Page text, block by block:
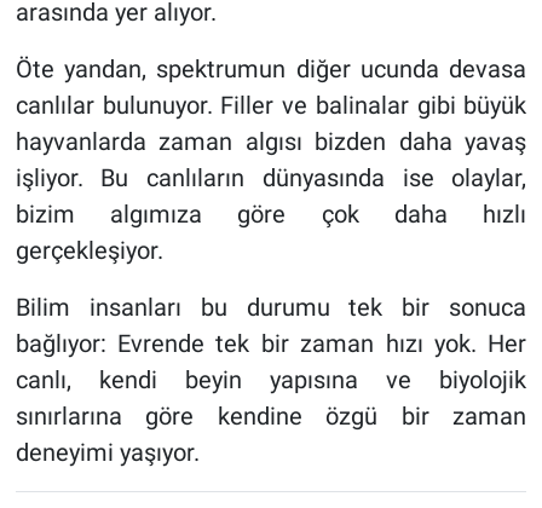
arasında yer alıyor.
Öte yandan, spektrumun diğer ucunda devasa
canlılar bulunuyor. Filler ve balinalar gibi büyük
hayvanlarda zaman algısı bizden daha yavaş
işliyor. Bu canlıların dünyasında ise olaylar,
bizim algımıza göre çok daha hızlı
gerçekleşiyor.
Bilim insanları bu durumu tek bir sonuca
bağlıyor: Evrende tek bir zaman hızı yok. Her
canlı, kendi beyin yapısına ve biyolojik
sınırlarına göre kendine özgü bir zaman
deneyimi yaşıyor.